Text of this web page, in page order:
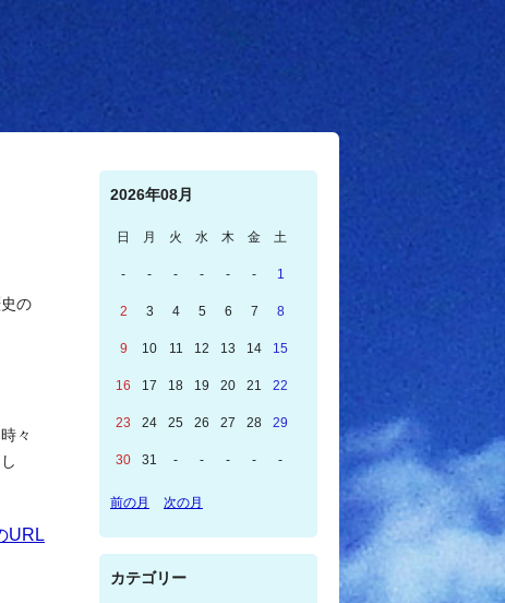
の
々
URL
2026年08月
日 月 火 水 木 金 土
- - - - - - 1
2 3 4 5 6 7 8
9 10 11 12 13 14 15
16 17 18 19 20 21 22
23 24 25 26 27 28 29
30 31 - - - - -
前の月 次の月
カテゴリー